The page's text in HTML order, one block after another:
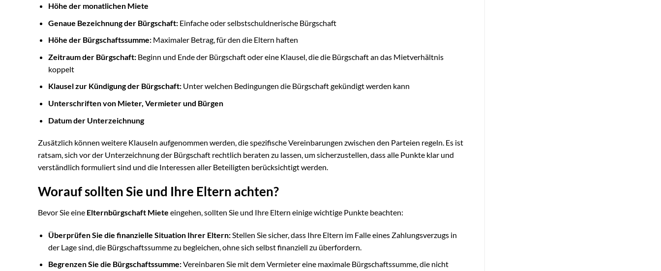
Höhe der monatlichen Miete
Genaue Bezeichnung der Bürgschaft:Einfache oder selbstschuldnerische Bürgschaft
Höhe der Bürgschaftssumme:Maximaler Betrag, für den die Eltern haften
Zeitraum der Bürgschaft:Beginn und Ende der Bürgschaft oder eine Klausel, die die Bürgschaft an das Mietverhältnis
koppelt
Klausel zur Kündigung der Bürgschaft:Unter welchen Bedingungen die Bürgschaft gekündigt werden kann
Unterschriften von Mieter, Vermieter und Bürgen
Datum der Unterzeichnung
Zusätzlich können weitere Klauseln aufgenommen werden, die spezifische Vereinbarungen zwischen den Parteien regeln. Es ist
ratsam, sich vor der Unterzeichnung der Bürgschaft rechtlich beraten zu lassen, um sicherzustellen, dass alle Punkte klar und
verständlich formuliert sind und die Interessen aller Beteiligten berücksichtigt werden.
Worauf sollten Sie und Ihre Eltern achten?
Bevor Sie eine Elternbürgschaft Miete eingehen, sollten Sie und Ihre Eltern einige wichtige Punkte beachten:
Überprüfen Sie die finanzielle Situation Ihrer Eltern:Stellen Sie sicher, dass Ihre Eltern im Falle eines Zahlungsverzugs in
der Lage sind, die Bürgschaftssumme zu begleichen, ohne sich selbst finanziell zu überfordern.
Begrenzen Sie die Bürgschaftssumme:Vereinbaren Sie mit dem Vermieter eine maximale Bürgschaftssumme, die nicht